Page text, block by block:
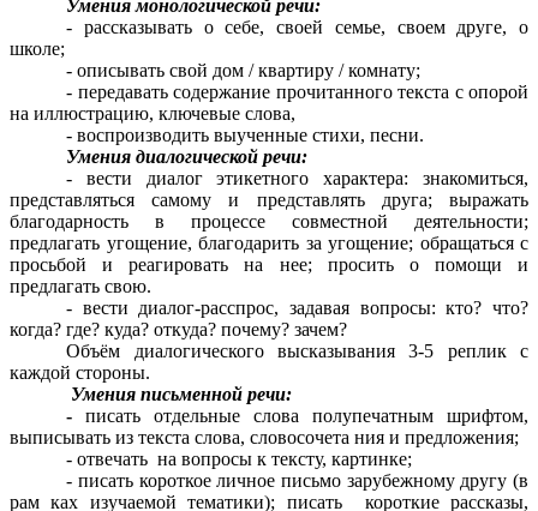
Умения монологической речи:
- рассказывать о себе, своей семье, своем друге, о
школе;
- описывать свой дом / квартиру / комнату;
- передавать содержание прочитанного текста с опорой
на иллюстрацию, ключевые слова,
- воспроизводить выученные стихи, песни.
Умения диалогической речи:
- вести диалог этикетного характера: знакомиться,
представляться самому и представлять друга; выражать
благодарность в процессе совместной деятельности;
предлагать угощение, благодарить за угощение; обращаться с
просьбой и реагировать на нее; просить о помощи и
предлагать свою.
- вести диалог-расспрос, задавая вопросы: кто? что?
когда? где? куда? откуда? почему? зачем?
Объём диалогического высказывания 3-5 реплик с
каждой стороны.
Умения письменной речи:
- писать отдельные слова полупечатным шрифтом,
выписывать из текста слова, словосочета ния и предложения;
- отвечать на вопросы к тексту, картинке;
- писать короткое личное письмо зарубежному другу (в
рам ках изучаемой тематики); писать короткие рассказы,